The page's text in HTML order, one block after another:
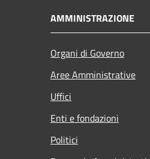
AMMINISTRAZIONE
Organi di Governo
Aree Amministrative
Uffici
Enti e fondazioni
Politici